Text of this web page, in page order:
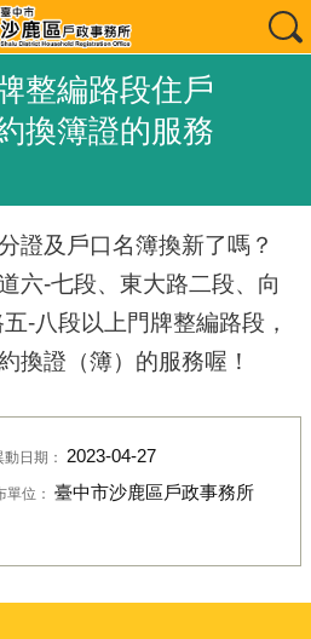
整編路段住戶
換簿證的服務
證及戶口名簿換新了嗎？
六-七段、東大路二段、向
-八段以上門牌整編路段，
換證（簿）的服務喔！
日期： 2023-04-27
單位： 臺中市沙鹿區戶政事務所